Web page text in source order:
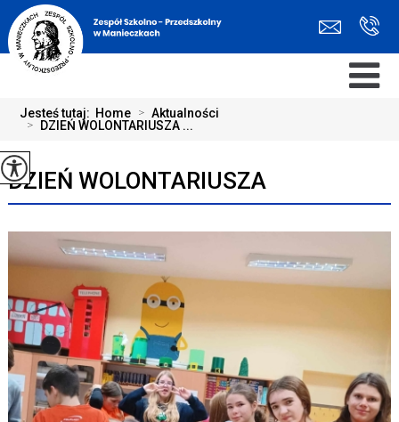
Jesteś tutaj: Home > Aktualności
> DZIEŃ WOLONTARIUSZA ...
DZIEŃ WOLONTARIUSZA